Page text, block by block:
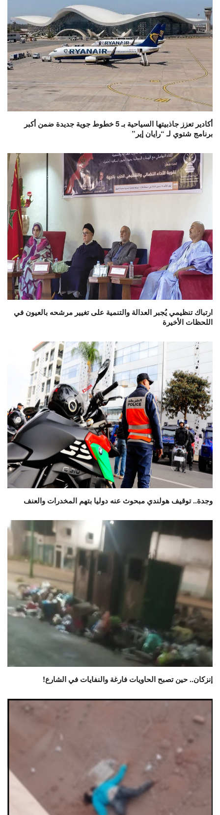
أكادير تعزز جاذبيتها السياحية بـ 5 خطوط جوية جديدة ضمن أكبر
برنامج شتوي لـ “رايان إير”
ارتباك تنظيمي يُجبر العدالة والتنمية على تغيير مرشحه بالعيون في
اللحظات الأخيرة
وجدة.. توقيف هولندي مبحوث عنه دوليا بتهم المخدرات والعنف
إنزكان.. حين تصبح الحاويات فارغة والنفايات في الشارع!